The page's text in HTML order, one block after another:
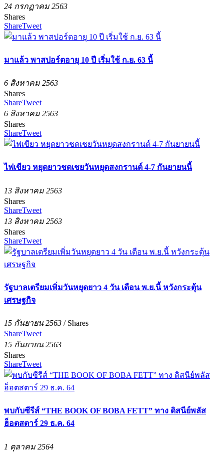
24 กรกฏาคม 2563
Shares
ShareTweet
มาแล้ว พาสปอร์ตอายุ 10 ปี เริ่มใช้ ก.ย. 63 นี้
6 สิงหาคม 2563
Shares
ShareTweet
6 สิงหาคม 2563
Shares
ShareTweet
ไฟเขียว หยุดยาวชดเชยวันหยุดสงกรานต์ 4-7 กันยายนนี้
13 สิงหาคม 2563
Shares
ShareTweet
13 สิงหาคม 2563
Shares
ShareTweet
รัฐบาลเตรียมเพิ่มวันหยุดยาว 4 วัน เดือน พ.ย.นี้ หวังกระตุ้น
เศรษฐกิจ
15 กันยายน 2563 / Shares
ShareTweet
15 กันยายน 2563
Shares
ShareTweet
พบกับซีรีส์ “THE BOOK OF BOBA FETT” ทาง ดิสนีย์พลัส
ฮ็อตสตาร์ 29 ธ.ค. 64
1 ตุลาคม 2564